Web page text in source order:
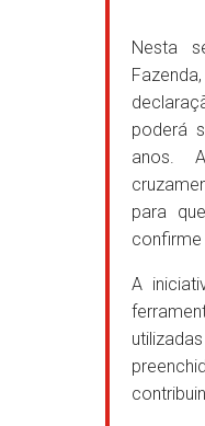
Nesta
poderá
anos.
para
confirme
A